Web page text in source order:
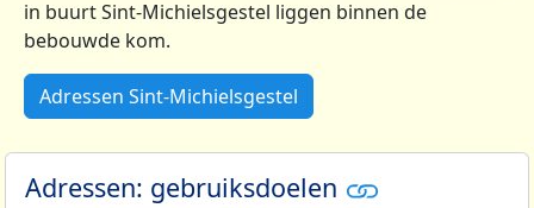
in buurt Sint-Michielsgestel liggen binnen de
bebouwde kom.
Adressen Sint-Michielsgestel
Adressen: gebruiksdoelen